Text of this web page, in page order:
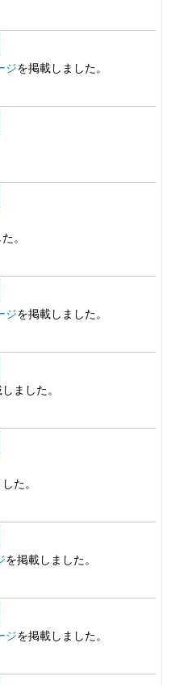
ジを掲載しました。
。
ジを掲載しました。
ました。
た。
を掲載しました。
ジを掲載しました。